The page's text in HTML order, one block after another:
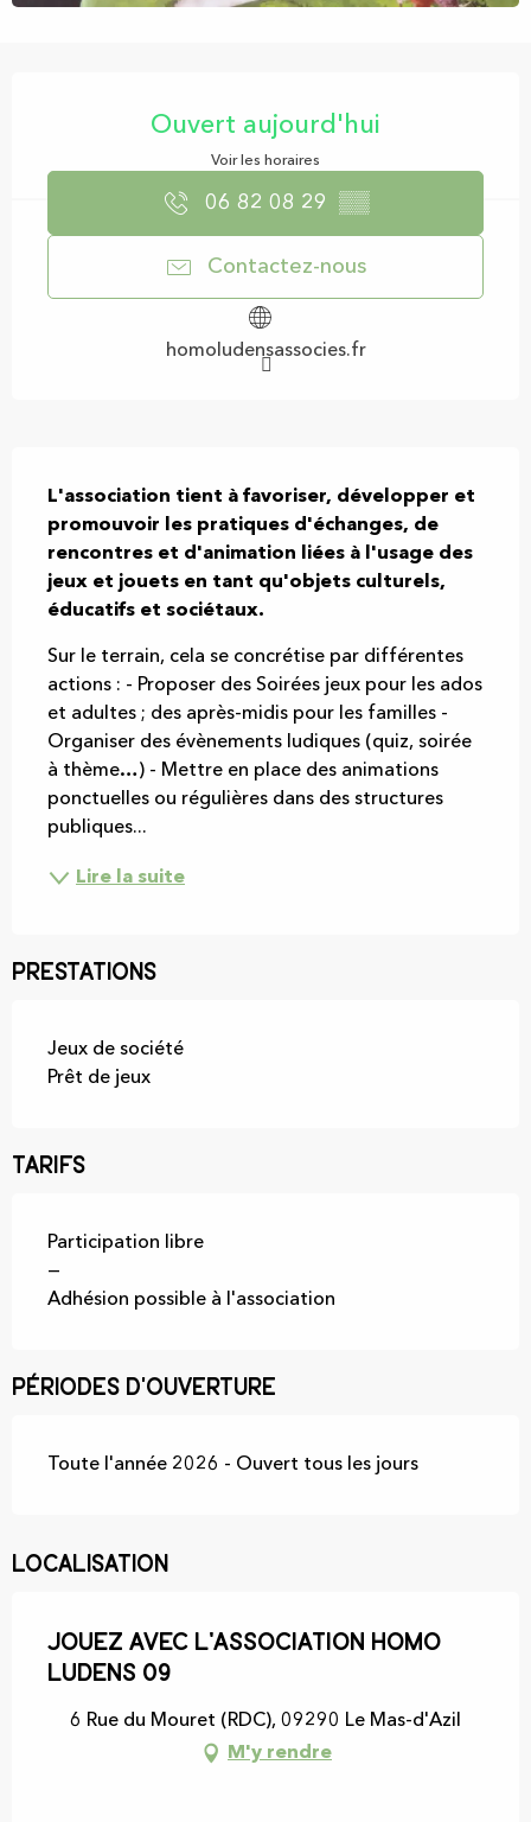
Ouvert aujourd'hui
Voir les horaires
06 82 08 29 ▒▒
Contactez-nous
homoludensassocies.fr
L'association tient à favoriser, développer et
promouvoir les pratiques d'échanges, de
rencontres et d'animation liées à l'usage des
jeux et jouets en tant qu'objets culturels,
éducatifs et sociétaux.
Sur le terrain, cela se concrétise par différentes
actions : - Proposer des Soirées jeux pour les ados
et adultes ; des après-midis pour les familles -
Organiser des évènements ludiques (quiz, soirée
à thème…) - Mettre en place des animations
ponctuelles ou régulières dans des structures
publiques...
Lire la suite
Prestations
Jeux de société
Prêt de jeux
Tarifs
Participation libre
—
Adhésion possible à l'association
Périodes d'ouverture
Toute l'année 2026 - Ouvert tous les jours
Localisation
Jouez avec l'Association Homo
Ludens 09
6 Rue du Mouret (RDC), 09290 Le Mas-d'Azil
M'y rendre